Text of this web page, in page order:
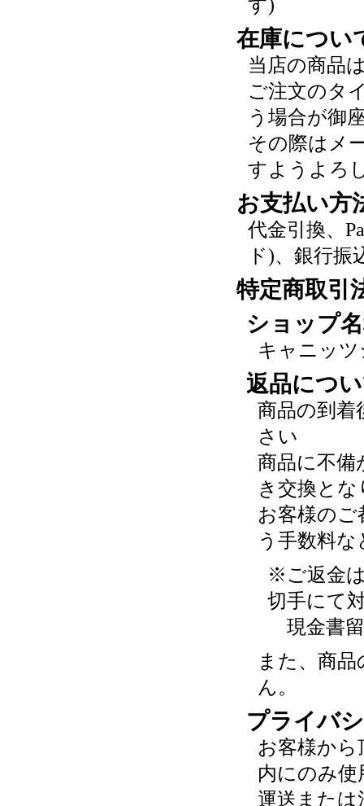
す)
在庫につい
当店の商品
ご注文のタ
う場合が御
その際はメ
すようよろ
お支払い方
代金引換、
ド)、銀行振
特定商取引
ショップ
キャニッ
返品につ
商品の到着
さい
商品に不備
き交換と
お客様のご
う手数料
※ご返金
切手にて
現金書
また、商
ん。
プライバ
お客様か
内にのみ
運送または